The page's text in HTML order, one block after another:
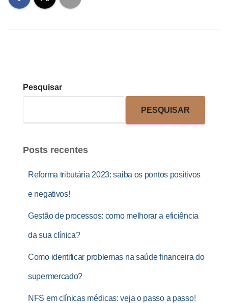
Pesquisar
PESQUISAR
Posts recentes
Reforma tributária 2023: saiba os pontos positivos
e negativos!
Gestão de processos: como melhorar a eficiência
da sua clínica?
Como identificar problemas na saúde financeira do
supermercado?
NFS em clínicas médicas: veja o passo a passo!